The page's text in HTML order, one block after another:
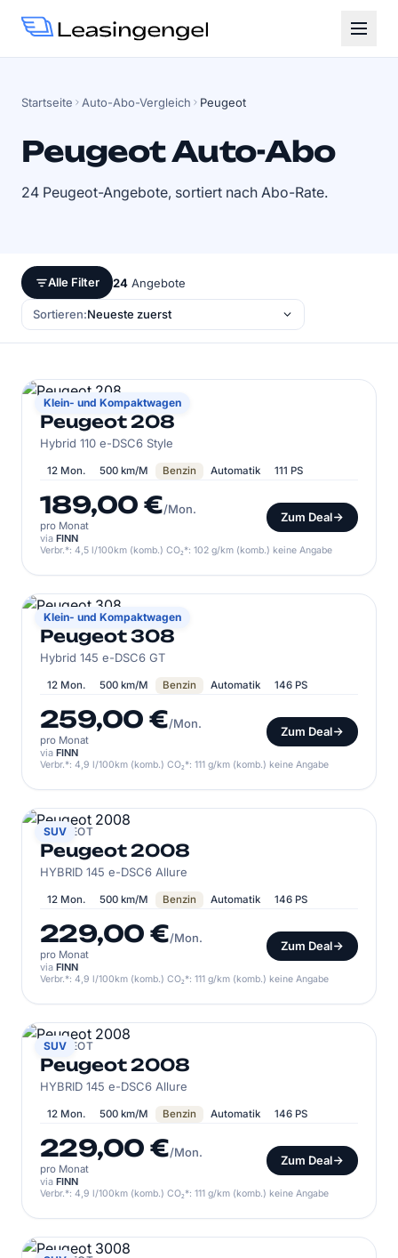
Startseite Auto-Abo-Vergleich Peugeot
Peugeot Auto-Abo
24 Peugeot-Angebote, sortiert nach Abo-Rate.
Alle Filter 24 Angebote
Sortieren:
Klein- und Kompaktwagen
PEUGEOT
Peugeot 208
Hybrid 110 e-DSC6 Style
12 Mon. 500 km/M Benzin Automatik 111 PS
189,00 €/Mon.
pro Monat
Zum Deal
via FINN
Verbr.*: 4,5 l/100km (komb.) CO₂*: 102 g/km (komb.) keine Angabe
Klein- und Kompaktwagen
PEUGEOT
Peugeot 308
Hybrid 145 e-DSC6 GT
12 Mon. 500 km/M Benzin Automatik 146 PS
259,00 €/Mon.
pro Monat
Zum Deal
via FINN
Verbr.*: 4,9 l/100km (komb.) CO₂*: 111 g/km (komb.) keine Angabe
SUV
PEUGEOT
Peugeot 2008
HYBRID 145 e-DSC6 Allure
12 Mon. 500 km/M Benzin Automatik 146 PS
229,00 €/Mon.
pro Monat
Zum Deal
via FINN
Verbr.*: 4,9 l/100km (komb.) CO₂*: 111 g/km (komb.) keine Angabe
SUV
PEUGEOT
Peugeot 2008
HYBRID 145 e-DSC6 Allure
12 Mon. 500 km/M Benzin Automatik 146 PS
229,00 €/Mon.
pro Monat
Zum Deal
via FINN
Verbr.*: 4,9 l/100km (komb.) CO₂*: 111 g/km (komb.) keine Angabe